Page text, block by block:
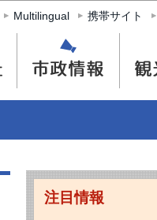
Multilingual 携帯サイト
注目情報